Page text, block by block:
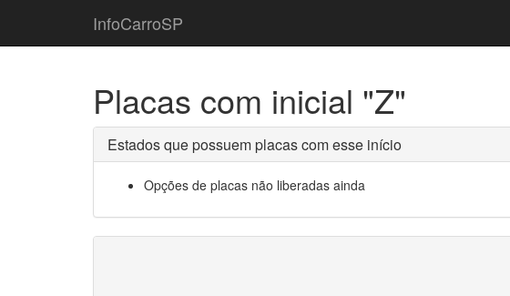
InfoCarroSP
Placas com inicial "Z"
Estados que possuem placas com esse início
Opções de placas não liberadas ainda